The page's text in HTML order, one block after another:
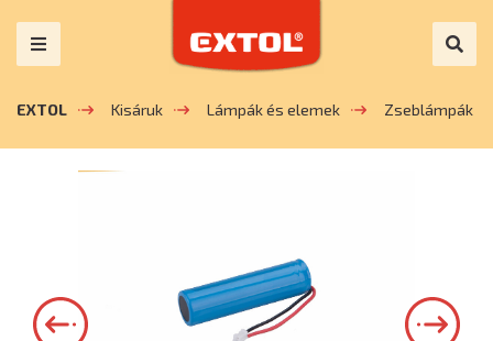
EXTOL Kisáruk Lámpák és elemek Zseblámpák